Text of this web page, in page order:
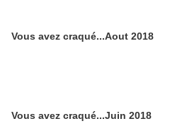
Vous avez craqué...Aout 2018
Vous avez craqué...Juin 2018